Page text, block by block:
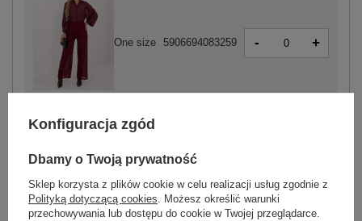
One size 5906694083259 - +
ZALOGUJ SIĘ I ZOBACZ CENĘ
Masz pytanie? Chętnie pomożemy.
Konfiguracja zgód
Dbamy o Twoją prywatność
Sklep korzysta z plików cookie w celu realizacji usług zgodnie z
Polityką dotyczącą cookies. Możesz określić warunki
przechowywania lub dostępu do cookie w Twojej przeglądarce.